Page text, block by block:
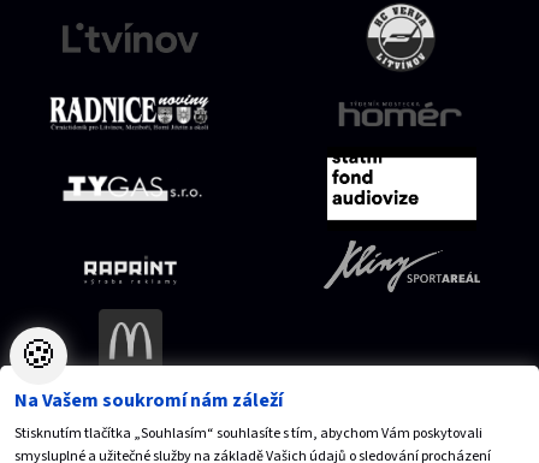
Mapa serveru Přístupnost
Ochrana osobních údajů
🍪
Na Vašem soukromí nám záleží
Stisknutím tlačítka „Souhlasím“ souhlasíte s tím, abychom Vám poskytovali
smysluplné a užitečné služby na základě Vašich údajů o sledování procházení